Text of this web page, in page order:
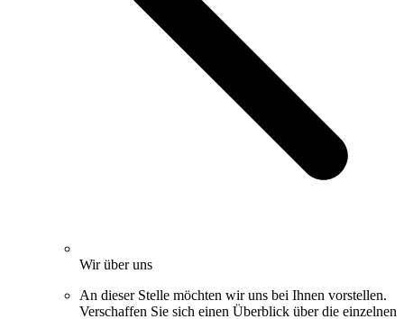
Wir über uns
An dieser Stelle möchten wir uns bei Ihnen vorstellen.
Verschaffen Sie sich einen Überblick über die einzelnen